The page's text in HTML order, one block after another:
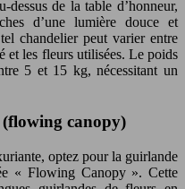
dessus de la table d’honneur,
d’une lumière douce et
chandelier peut varier entre
et les fleurs utilisées. Le poids
5 et 15 kg, nécessitant un
canopy)
optez pour la guirlande
« Flowing Canopy ». Cette